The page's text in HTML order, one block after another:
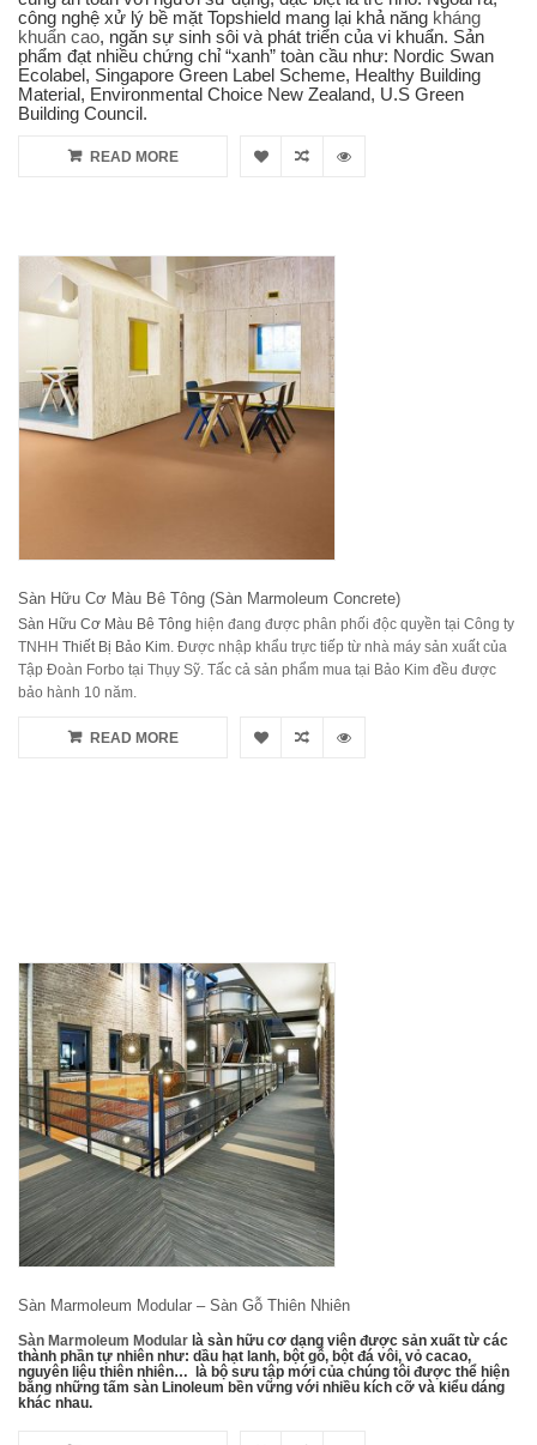
công nghệ xử lý bề mặt Topshield mang lại khả năng kháng
khuẩn cao, ngăn sự sinh sôi và phát triển của vi khuẩn. Sản
phẩm đạt nhiều chứng chỉ “xanh” toàn cầu như: Nordic Swan
Ecolabel, Singapore Green Label Scheme, Healthy Building
Material, Environmental Choice New Zealand, U.S Green
Building Council.
READ MORE
Sàn Hữu Cơ Màu Bê Tông (Sàn Marmoleum Concrete)
Sàn Hữu Cơ Màu Bê Tông hiện đang được phân phối độc quyền tại Công ty
TNHH Thiết Bị Bảo Kim. Được nhập khẩu trực tiếp từ nhà máy sản xuất của
Tập Đoàn Forbo tại Thụy Sỹ. Tấc cả sản phẩm mua tại Bảo Kim đều được
bảo hành 10 năm.
READ MORE
Sàn Marmoleum Modular – Sàn Gỗ Thiên Nhiên
Sàn Marmoleum Modular là sàn hữu cơ dạng viên được sản xuất từ các
thành phần tự nhiên như: dầu hạt lanh, bột gỗ, bột đá vôi, vỏ cacao,
nguyên liệu thiên nhiên… là bộ sưu tập mới của chúng tôi đ​ượ​c thể​ hiện​
bằng​ những​ tấm​ sàn Linoleum bền​ vững​ với​ nhiều​ kích​ cỡ​ và​ kiểu​ dáng​
khác​ nhau.